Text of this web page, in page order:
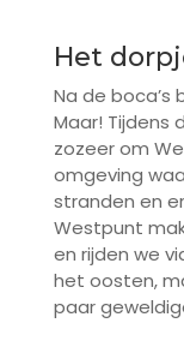
Het
Na de boca’s
Maar!
zozeer om
omgeving
stranden en
Westpunt
en rijden we
het oosten,
paar